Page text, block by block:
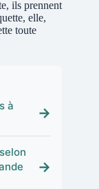
ils prennent
elle,
toute
à
→
→